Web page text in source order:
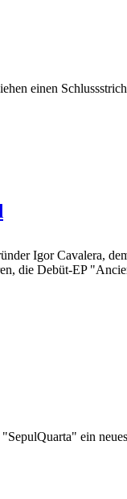
einen
Igor Cavalera,
die Debüt-EP
ein